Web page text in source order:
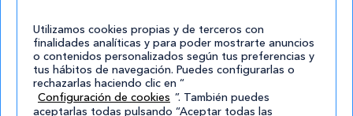
Redes Sociales
Utilizamos cookies propias y de terceros con
finalidades analíticas y para poder mostrarte anuncios
o contenidos personalizados según tus preferencias y
tus hábitos de navegación. Puedes configurarlas o
rechazarlas haciendo clic en “
Configuración de cookies ”. También puedes
aceptarlas todas pulsando “Aceptar todas las